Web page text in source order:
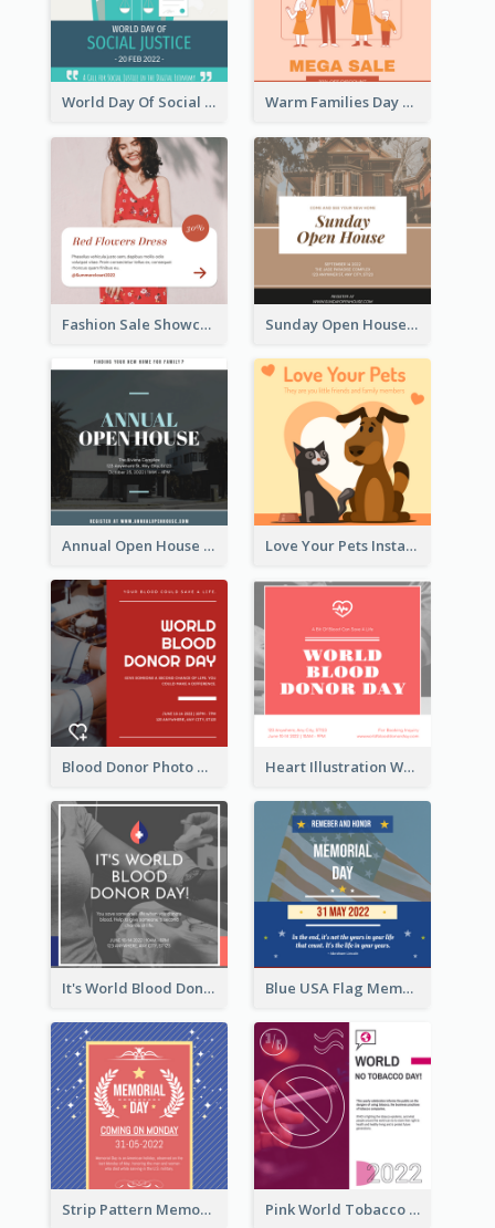
World Day Of Social Justice Instagram Post Warm Families Day Sales Instagram Post
Fashion Sale Showcase Instagram Post Sunday Open House Instagram Post
Annual Open House Instagram Post Love Your Pets Instagram Post
Blood Donor Photo World Blood Donor Day Instagram Post Heart Illustration World Blood Donor Day Instagram Post
It's World Blood Donor Day Photo Instagram Post Blue USA Flag Memorial Day Instagram Post Design
Strip Pattern Memorial Day Instagram Post Pink World Tobacco Day Instagram Post